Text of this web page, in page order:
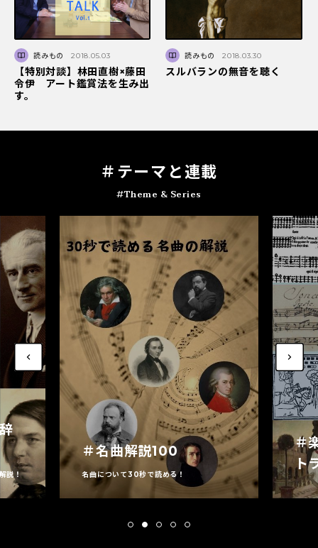
読みもの 2018.05.03
【特別対談】林田直樹×藤田
令伊 アート鑑賞法を生み出
す。
読みもの 2018.03.30
スルバランの無音を聴く
＃テー マと連載
#Theme & Series
説！
＃名曲解説100
名曲について30秒で読める！
＃
ト